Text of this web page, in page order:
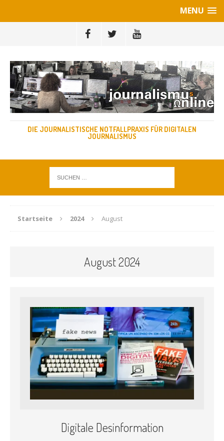
MENU
DIE JOURNALISTISCHE NOTFALLPRAXIS FÜR DIGITALEN
JOURNALISMUS
Startseite 2024 August
August 2024
Digitale Desinformation